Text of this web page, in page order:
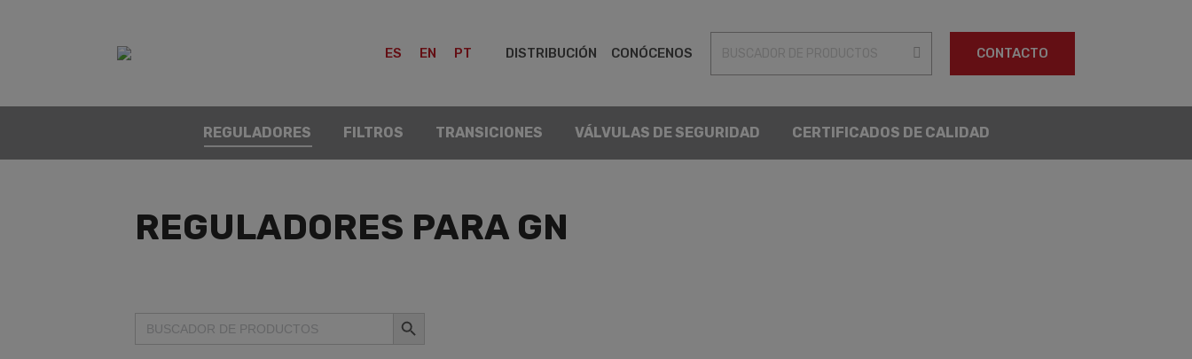
ES EN PT DISTRIBUCIÓN CONÓCENOS CONTACTO
REGULADORES FILTROS TRANSICIONES VÁLVULAS DE SEGURIDAD CERTIFICADOS DE CALIDAD
REGULADORES PARA GN
Buscar: Botón de búsqueda